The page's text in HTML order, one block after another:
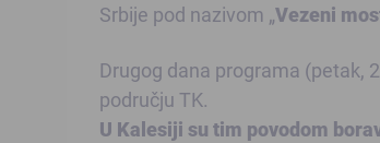
Srbije pod nazivom „Vezeni
Drugog dana programa (petak,
području TK.
U Kalesiji su tim povodom